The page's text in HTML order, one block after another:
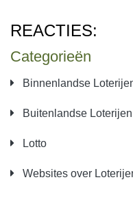
Categorieën
Binnenlandse
Buitenlandse Loterijen
Lotto
Websites over
REACTIES: